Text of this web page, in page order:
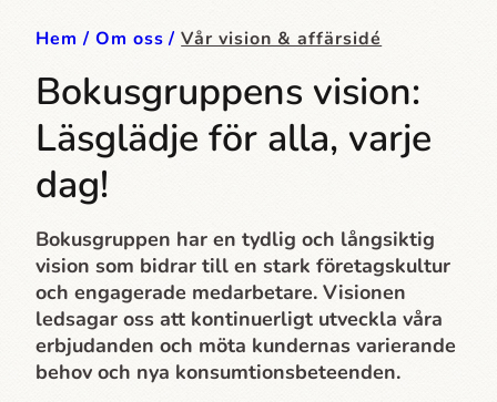
Hem Om oss Vår vision & affärsidé
Bokusgruppens vision:
Läsglädje för alla, varje
dag!
Bokusgruppen har en tydlig och långsiktig
vision som bidrar till en stark företagskultur
och engagerade medarbetare. Visionen
ledsagar oss att kontinuerligt utveckla våra
erbjudanden och möta kundernas varierande
behov och nya konsumtionsbeteenden.